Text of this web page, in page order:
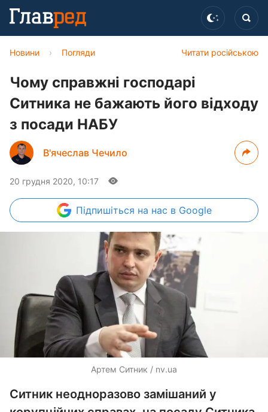
Читати російською
Новини › Погляди
Чому справжні господарі
Ситника не бажають його відходу
з посади НАБУ
В'ячеслав Чечило
20 грудня 2020, 10:17
Підпишіться на нас в Google
Артем Ситник / nv.ua
Ситник неодноразово замішаний у